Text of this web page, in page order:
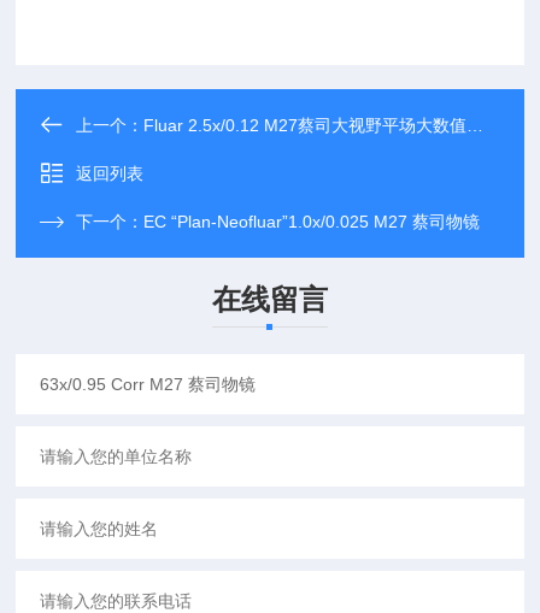
上一个： Fluar 2.5x/0.12 M27蔡司大视野平场大数值孔径物镜
返回列表
下一个： EC “Plan-Neofluar”1.0x/0.025 M27 蔡司物镜
在线留言